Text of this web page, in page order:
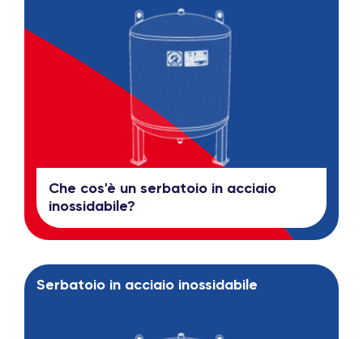
Che cos'è un serbatoio in acciaio
inossidabile?
Serbatoio in acciaio inossidabile